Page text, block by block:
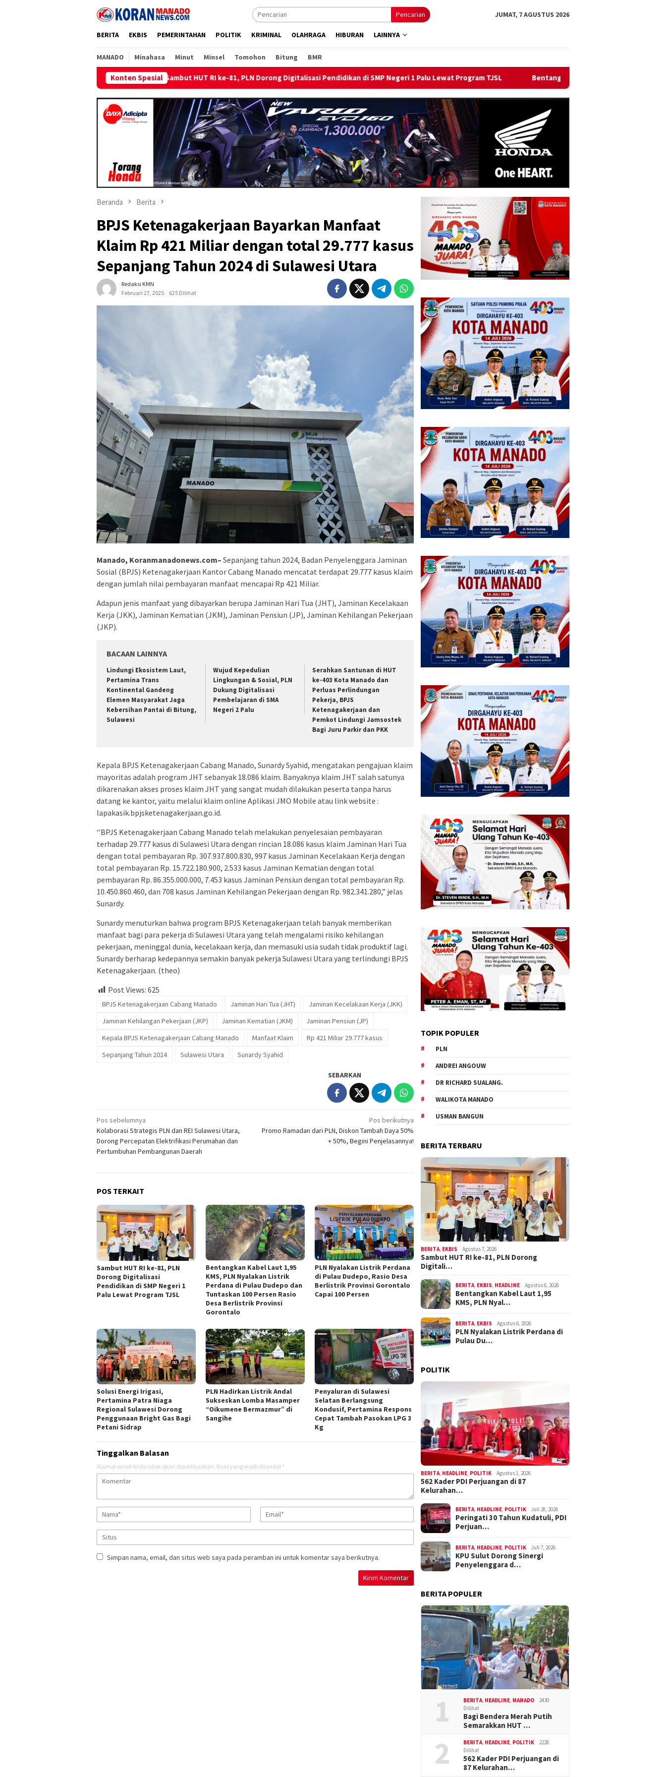
Pencarian JUMAT, 7 AGUSTUS 2026
BERITA EKBIS PEMERINTAHAN POLITIK KRIMINAL OLAHRAGA HIBURAN LAINNYA
MANADO Minahasa Minut Minsel Tomohon Bitung BMR
Konten Spesial
Sambut HUT RI ke-81, PLN Dorong Digitalisasi Pendidikan di SMP Negeri 1 Palu Lewat Program TJSL Bentangkan Kabel Laut 1,95 KMS, PLN Nyalakan Listrik Perdana
Beranda Berita
BPJS Ketenagakerjaan Bayarkan Manfaat
Klaim Rp 421 Miliar dengan total 29.777 kasus
Sepanjang Tahun 2024 di Sulawesi Utara
Redaksi KMN
Februari 27, 2025
625 Dilihat
Manado, Koranmanadonews.com– Sepanjang tahun 2024, Badan Penyelenggara Jaminan
Sosial (BPJS) Ketenagakerjaan Kantor Cabang Manado mencatat terdapat 29.777 kasus klaim
dengan jumlah nilai pembayaran manfaat mencapai Rp 421 Miliar.
Adapun jenis manfaat yang dibayarkan berupa Jaminan Hari Tua (JHT), Jaminan Kecelakaan
Kerja (JKK), Jaminan Kematian (JKM), Jaminan Pensiun (JP), Jaminan Kehilangan Pekerjaan
(JKP).
BACAAN LAINNYA
Lindungi Ekosistem Laut,
Pertamina Trans
Kontinental Gandeng
Elemen Masyarakat Jaga
Kebersihan Pantai di Bitung,
Sulawesi
Wujud Kepedulian
Lingkungan & Sosial, PLN
Dukung Digitalisasi
Pembelajaran di SMA
Negeri 2 Palu
Serahkan Santunan di HUT
ke-403 Kota Manado dan
Perluas Perlindungan
Pekerja, BPJS
Ketenagakerjaan dan
Pemkot Lindungi Jamsostek
Bagi Juru Parkir dan PKK
Kepala BPJS Ketenagakerjaan Cabang Manado, Sunardy Syahid, mengatakan pengajuan klaim
mayoritas adalah program JHT sebanyak 18.086 klaim. Banyaknya klaim JHT salah satunya
dikarenakan akses proses klaim JHT yang sangat mudah dilakukan peserta tanpa harus
datang ke kantor, yaitu melalui klaim online Aplikasi JMO Mobile atau link website :
lapakasik.bpjsketenagakerjaan.go.id.
‘’BPJS Ketenagakerjaan Cabang Manado telah melakukan penyelesaian pembayaran
terhadap 29.777 kasus di Sulawesi Utara dengan rincian 18.086 kasus klaim Jaminan Hari Tua
dengan total pembayaran Rp. 307.937.800.830, 997 kasus Jaminan Kecelakaan Kerja dengan
total pembayaran Rp. 15.722.180.900, 2.533 kasus Jaminan Kematian dengan total
pembayaran Rp. 86.355.000.000, 7.453 kasus Jaminan Pensiun dengan total pembayaran Rp.
10.450.860.460, dan 708 kasus Jaminan Kehilangan Pekerjaan dengan Rp. 982.341.280,” jelas
Sunardy.
Sunardy menuturkan bahwa program BPJS Ketenagakerjaan telah banyak memberikan
manfaat bagi para pekerja di Sulawesi Utara yang telah mengalami risiko kehilangan
pekerjaan, meninggal dunia, kecelakaan kerja, dan memasuki usia sudah tidak produktif lagi.
Sunardy berharap kedepannya semakin banyak pekerja Sulawesi Utara yang terlindungi BPJS
Ketenagakerjaan. (theo)
Post Views: 625
BPJS Ketenagakerjaan Cabang Manado Jaminan Hari Tua (JHT)
Jaminan Kecelakaan Kerja (JKK)
Jaminan Kehilangan Pekerjaan (JKP)
Jaminan Kematian (JKM)
Jaminan Pensiun (JP)
Kepala BPJS Ketenagakerjaan Cabang Manado
Manfaat Klaim
Rp 421 Miliar 29.777 kasus
Sepanjang Tahun 2024
Sulawesi Utara Sunardy Syahid
SEBARKAN
Navigasi
pos
Pos sebelumnya
Kolaborasi Strategis PLN dan REI Sulawesi Utara,
Dorong Percepatan Elektrifikasi Perumahan dan
Pertumbuhan Pembangunan Daerah
Pos berikutnya
Promo Ramadan dari PLN, Diskon Tambah Daya 50%
+ 50%, Begini Penjelasannya!
POS TERKAIT
Sambut HUT RI ke-81, PLN
Dorong Digitalisasi
Pendidikan di SMP Negeri 1
Palu Lewat Program TJSL
Bentangkan Kabel Laut 1,95
KMS, PLN Nyalakan Listrik
Perdana di Pulau Dudepo dan
Tuntaskan 100 Persen Rasio
Desa Berlistrik Provinsi
Gorontalo
PLN Nyalakan Listrik Perdana
di Pulau Dudepo, Rasio Desa
Berlistrik Provinsi Gorontalo
Capai 100 Persen
Solusi Energi Irigasi,
Pertamina Patra Niaga
Regional Sulawesi Dorong
Penggunaan Bright Gas Bagi
Petani Sidrap
PLN Hadirkan Listrik Andal
Sukseskan Lomba Masamper
“Oikumene Bermazmur” di
Sangihe
Penyaluran di Sulawesi
Selatan Berlangsung
Kondusif, Pertamina Respons
Cepat Tambah Pasokan LPG 3
Kg
Tinggalkan Balasan
Alamat email Anda tidak akan dipublikasikan. Ruas yang wajib ditandai *
Simpan nama, email, dan situs web saya pada peramban ini untuk komentar saya berikutnya.
TOPIK POPULER
PLN
ANDREI ANGOUW
DR RICHARD SUALANG.
WALIKOTA MANADO
USMAN BANGUN
BERITA TERBARU
BERITA EKBIS Agustus 7, 2026
Sambut HUT RI ke-81, PLN Dorong
Digitali…
BERITA EKBIS HEADLINE Agustus 6, 2026
Bentangkan Kabel Laut 1,95
KMS, PLN Nyal…
BERITA EKBIS Agustus 6, 2026
PLN Nyalakan Listrik Perdana di
Pulau Du…
POLITIK
BERITA HEADLINE POLITIK Agustus 1, 2026
562 Kader PDI Perjuangan di 87
Kelurahan…
BERITA HEADLINE POLITIK Juli 28, 2026
Peringati 30 Tahun Kudatuli, PDI
Perjuan…
BERITA HEADLINE POLITIK Juli 7, 2026
KPU Sulut Dorong Sinergi
Penyelenggara d…
BERITA POPULER
1 BERITA, HEADLINE, MANADO
2430
Dilihat
Bagi Bendera Merah Putih
Semarakkan HUT …
2 BERITA, HEADLINE, POLITIK
2228
Dilihat
562 Kader PDI Perjuangan di
87 Kelurahan…